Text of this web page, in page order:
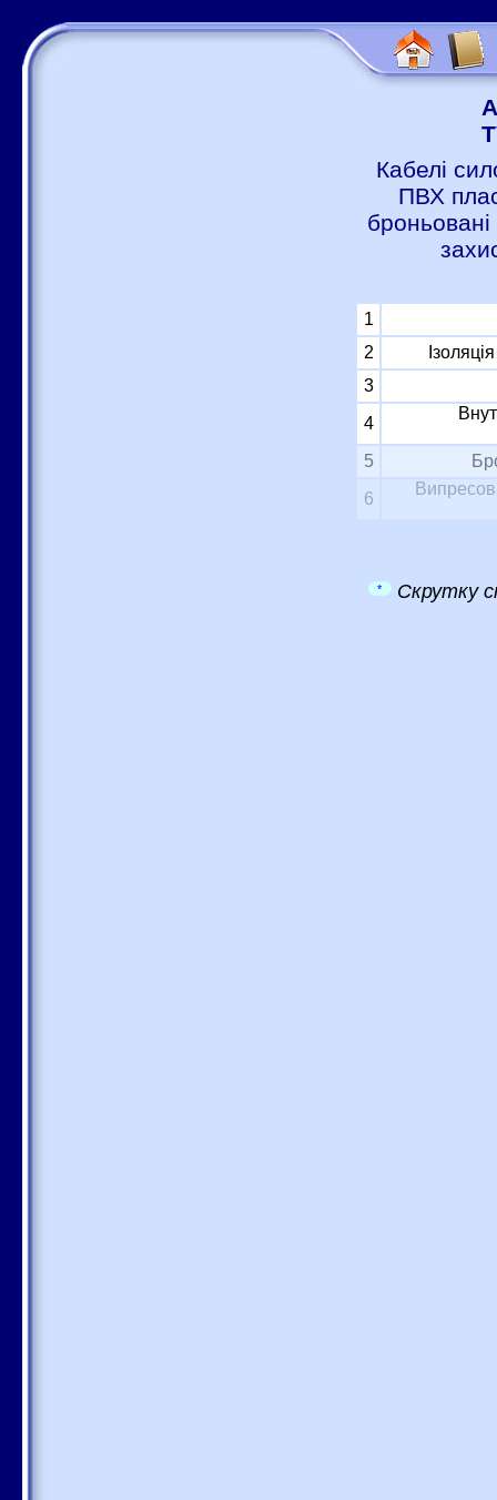
Кабелі
ПВХ
1
2
3
4
5
6
* Скрутку